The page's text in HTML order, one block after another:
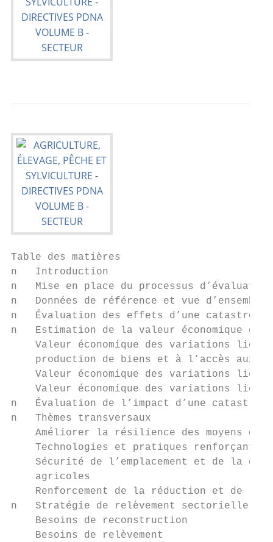
Table des matières
n   Introduction
n   Mise en place du processus d’évaluation
n   Données de référence et vue
n   Évaluation des effets d’une
n   Estimation de la valeur économique
Valeur économique des variations
production de biens et à l’accès aux
Valeur économique des variations liées
Valeur économique des variations
n   Évaluation de l’impact d’une
n   Thèmes transversaux
Améliorer la résilience des moyens
Technologies et pratiques renforçant
Sécurité de l’emplacement et de la
    agricoles
Renforcement de la réduction et de la
n   Stratégie de relèvement sectorielle
    Besoins de reconstruction
    Besoins de relèvement